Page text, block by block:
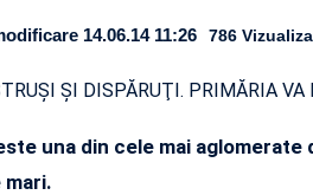
14.06.14 11:26 786
una din cele mai